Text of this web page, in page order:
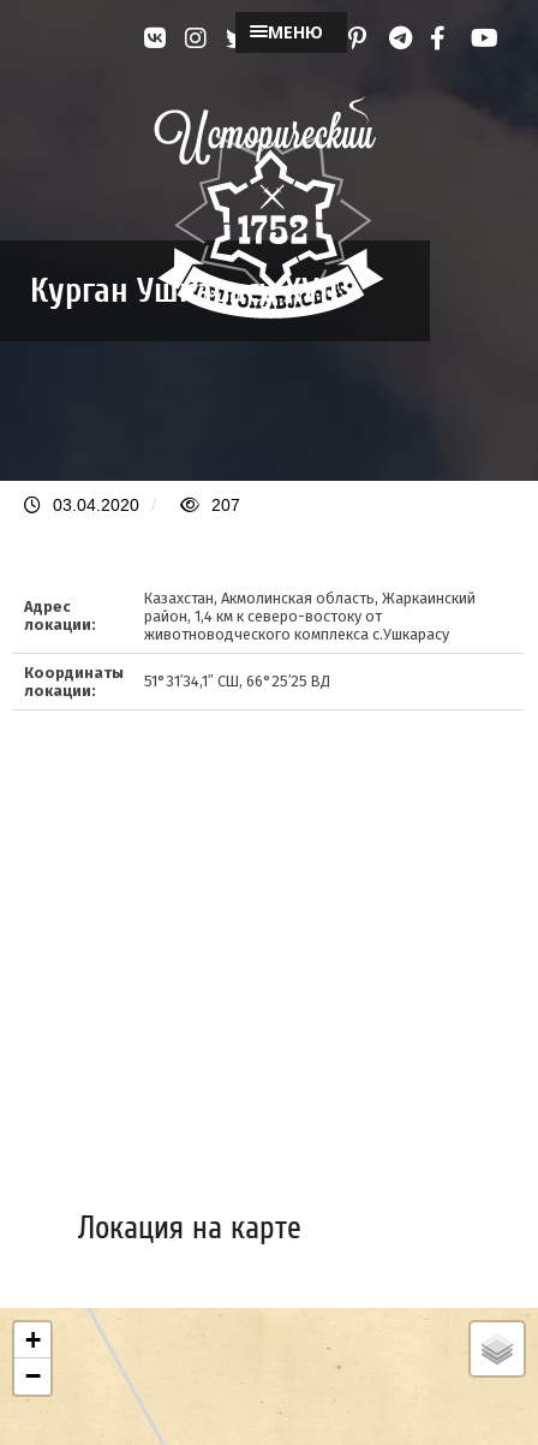
МЕНЮ
Курган Ушкарасу XVII
03.04.2020 / 207
Адрес
локации:
Казахстан, Акмолинская область, Жаркаинский
район, 1,4 км к северо-востоку от
животноводческого комплекса с.Ушкарасу
Координаты
локации:
51°31′34,1″ СШ, 66°25′25 ВД
Локация на карте
+
−